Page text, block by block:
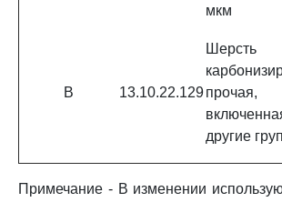
мкм
В 13.10.22.129
Шерсть
другие
Примечание - В изменении